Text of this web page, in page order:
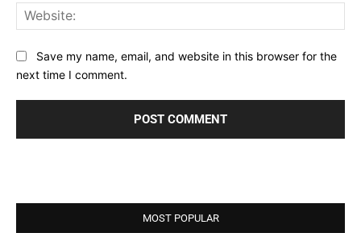
Save my name, email, and website in this browser for the
next time I comment.
MOST POPULAR